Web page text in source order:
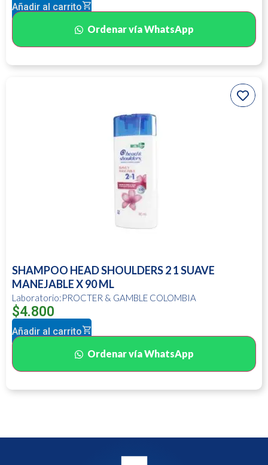
Añadir al carrito
Ordenar vía WhatsApp
SHAMPOO HEAD SHOULDERS 2 1 SUAVE
MANEJABLE X 90 ML
Laboratorio:PROCTER & GAMBLE COLOMBIA
$4.800
Añadir al carrito
Ordenar vía WhatsApp